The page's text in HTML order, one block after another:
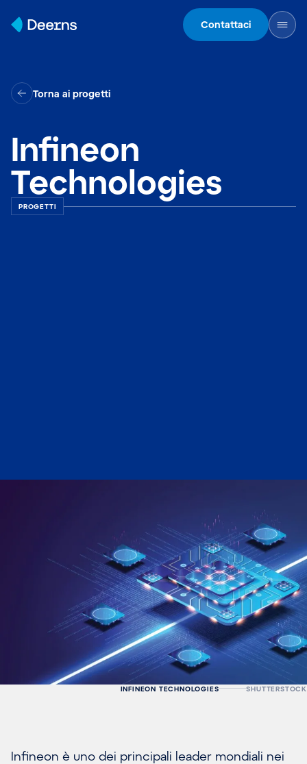
Contattaci
Torna ai progetti
Infineon
Technologies
PROGETTI
INFINEON TECHNOLOGIES SHUTTERSTOCK
Infineon è uno dei principali leader mondiali nei